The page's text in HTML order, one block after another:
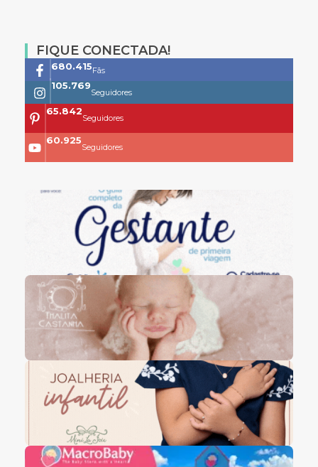
FIQUE CONECTADA!
761.659Fãs
118.399
Seguidores
73.704
Seguidores
68.200
Seguidores